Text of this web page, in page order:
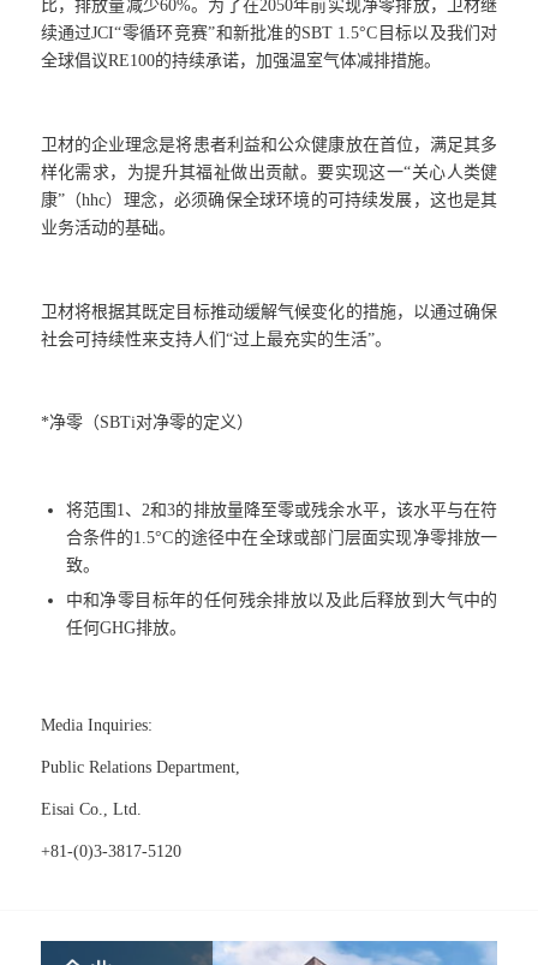
比，排放量减少60%。为了在2050年前实现净零排放，卫材继
续通过JCI“零循环竞赛”和新批准的SBT 1.5°C目标以及我们对
全球倡议RE100的持续承诺，加强温室气体减排措施。
卫材的企业理念是将患者利益和公众健康放在首位，满足其多
样化需求，为提升其福祉做出贡献。要实现这一“关心人类健
康”（hhc）理念，必须确保全球环境的可持续发展，这也是其
业务活动的基础。
卫材将根据其既定目标推动缓解气候变化的措施，以通过确保
社会可持续性来支持人们“过上最充实的生活”。
*净零（SBTi对净零的定义）
将范围1、2和3的排放量降至零或残余水平，该水平与在符
合条件的1.5°C的途径中在全球或部门层面实现净零排放一
致。
中和净零目标年的任何残余排放以及此后释放到大气中的
任何GHG排放。
Media Inquiries:
Public Relations Department,
Eisai Co., Ltd.
+81-(0)3-3817-5120